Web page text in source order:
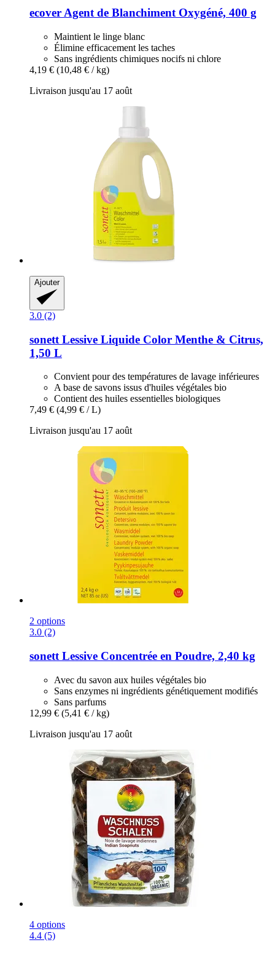
ecoverAgent de Blanchiment Oxygéné, 400 g
Maintient le linge blanc
Élimine efficacement les taches
Sans ingrédients chimiques nocifs ni chlore
4,19 € (10,48 € / kg)
Livraison jusqu'au 17 août
Ajouter
3.0 (2)
sonett Lessive Liquide Color Menthe & Citrus,
1,50 L
Convient pour des températures de lavage inférieures
A base de savons issus d'huiles végétales bio
Contient des huiles essentielles biologiques
7,49 € (4,99 € / L)
Livraison jusqu'au 17 août
2 options
3.0 (2)
sonett Lessive Concentrée en Poudre, 2,40 kg
Avec du savon aux huiles végétales bio
Sans enzymes ni ingrédients génétiquement modifiés
Sans parfums
12,99 € (5,41 € / kg)
Livraison jusqu'au 17 août
4 options
4.4 (5)